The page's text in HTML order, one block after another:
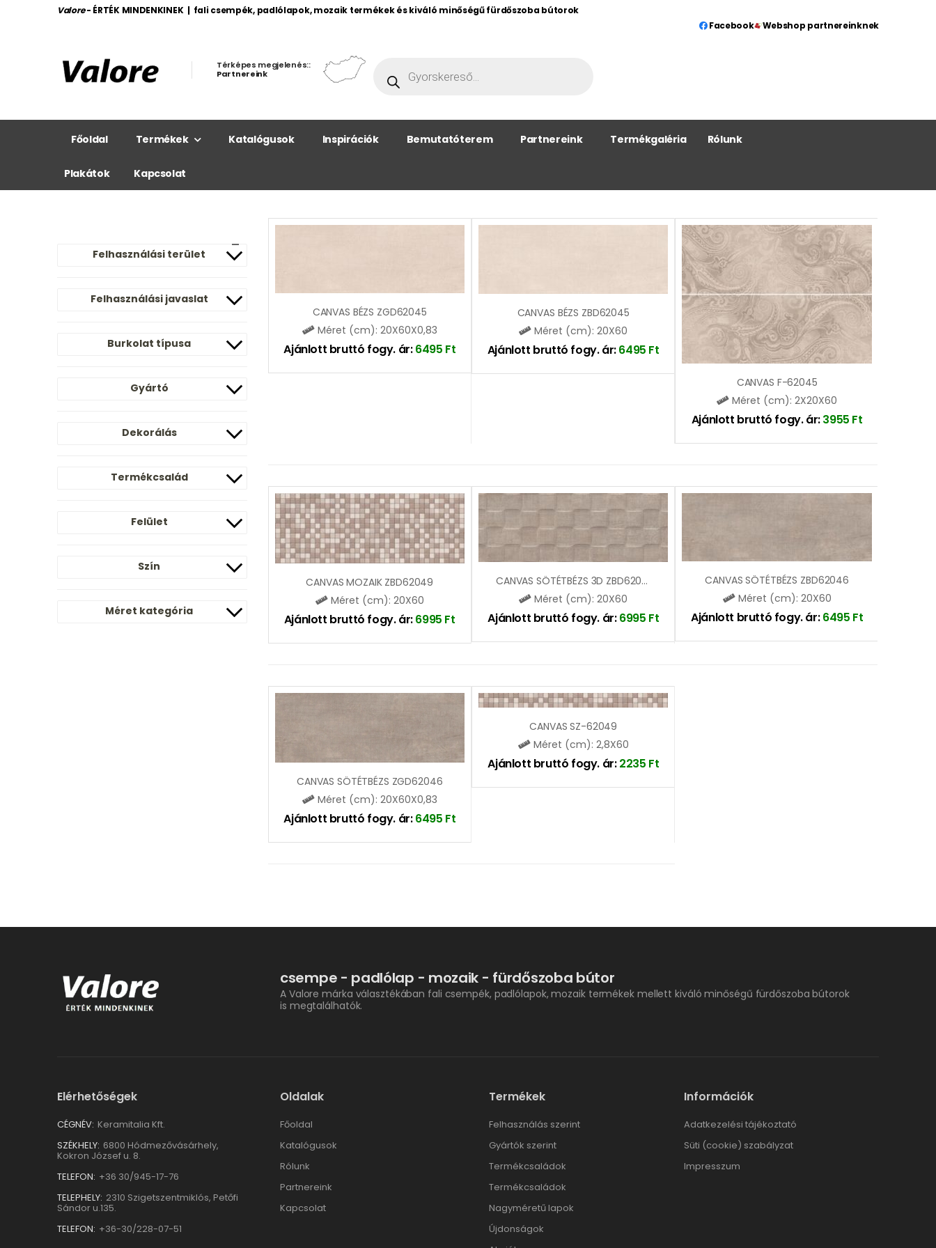
Valore - ÉRTÉK MINDENKINEK | fali csempék, padlólapok, mozaik termékek és kiváló minőségű fürdőszoba bútorok
Facebook
Webshop partnereinknek
Térképes megjelenés::
Partnereink
Főoldal Termékek Katalógusok Inspirációk Bemutatóterem Partnereink Termékgaléria Rólunk
Plakátok Kapcsolat
Felhasználási terület
Felhasználási javaslat
Burkolat típusa
Gyártó
Dekorálás
Termékcsalád
Felület
Szín
Méret kategória
CANVAS BÉZS ZGD62045
Méret (cm): 20X60X0,83
Ajánlott bruttó fogy. ár:6495 Ft
CANVAS BÉZS ZBD62045
Méret (cm): 20X60
Ajánlott bruttó fogy. ár:6495 Ft
CANVAS F-62045
Méret (cm): 2X20X60
Ajánlott bruttó fogy. ár:3955 Ft
CANVAS MOZAIK ZBD62049
Méret (cm): 20X60
Ajánlott bruttó fogy. ár:6995 Ft
CANVAS SÖTÉTBÉZS 3D ZBD62047
Méret (cm): 20X60
Ajánlott bruttó fogy. ár:6995 Ft
CANVAS SÖTÉTBÉZS ZBD62046
Méret (cm): 20X60
Ajánlott bruttó fogy. ár:6495 Ft
CANVAS SÖTÉTBÉZS ZGD62046
Méret (cm): 20X60X0,83
Ajánlott bruttó fogy. ár:6495 Ft
CANVAS SZ-62049
Méret (cm): 2,8X60
Ajánlott bruttó fogy. ár:2235 Ft
csempe - padlólap - mozaik - fürdőszoba bútor
A Valore márka választékában fali csempék, padlólapok, mozaik termékek mellett kiváló minőségű fürdőszoba bútorok
is megtalálhatók.
Elérhetőségek
CÉGNÉV: Keramitalia Kft.
SZÉKHELY: 6800 Hódmezővásárhely,
Kokron József u. 8.
TELEFON: +36 30/945-17-76
TELEPHELY: 2310 Szigetszentmiklós, Petőfi
Sándor u.135.
TELEFON: +36-30/228-07-51
Oldalak
Főoldal
Katalógusok
Rólunk
Partnereink
Kapcsolat
Termékek
Felhasználás szerint
Gyártók szerint
Termékcsaládok
Termékcsaládok
Nagyméretű lapok
Újdonságok
Információk
Adatkezelési tájékoztató
Süti (cookie) szabályzat
Impresszum